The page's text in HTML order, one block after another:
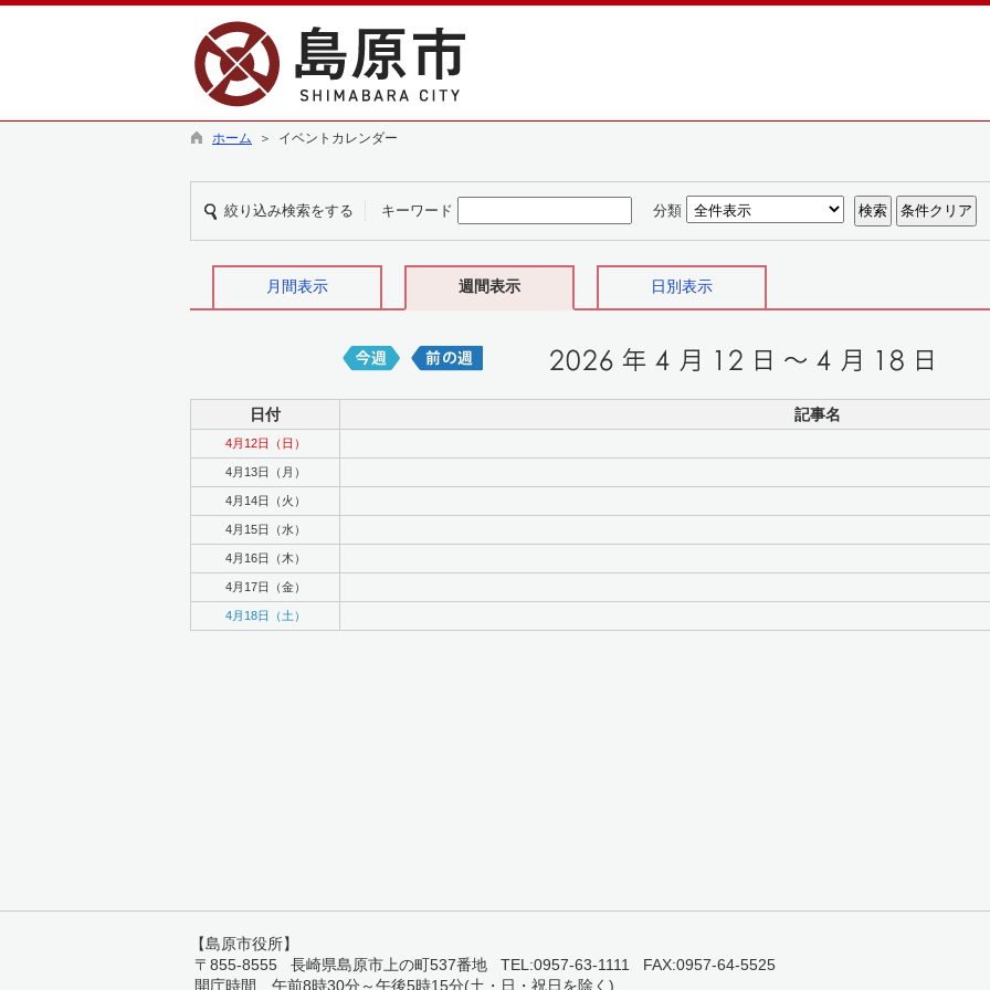
ホーム ＞ イベントカレンダー
絞り込み検索をする キーワード 分類
月間表示 週間表示 日別表示
日付 記事名
4月12日（日）
4月13日（月）
4月14日（火）
4月15日（水）
4月16日（木）
4月17日（金）
4月18日（土）
【島原市役所】
〒855-8555 長崎県島原市上の町537番地 TEL:0957-63-1111 FAX:0957-64-5525
開庁時間 午前8時30分～午後5時15分(土・日・祝日を除く)